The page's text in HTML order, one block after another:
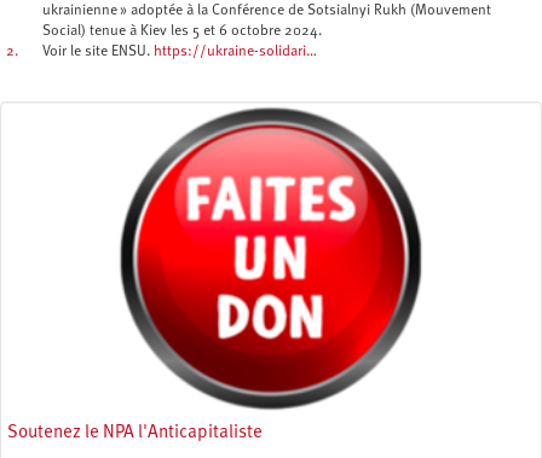
ukrainienne » adoptée à la Conférence de Sotsialnyi Rukh (Mouvement
Social) tenue à Kiev les 5 et 6 octobre 2024.
2.
Voir le site ENSU. https://ukraine-solidari…
Soutenez le NPA l'Anticapitaliste